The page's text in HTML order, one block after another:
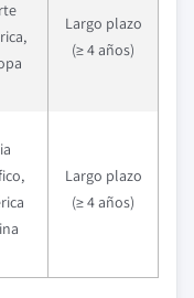
Largo plazo
(≥ 4 años)
Largo plazo
(≥ 4 años)